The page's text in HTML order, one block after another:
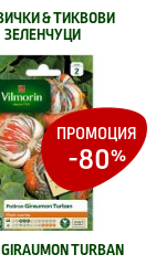
ПРОМОЦИЯ
-80%
& ТИКВОВИ
ЗЕЛЕНЧУЦИ
TURBAN